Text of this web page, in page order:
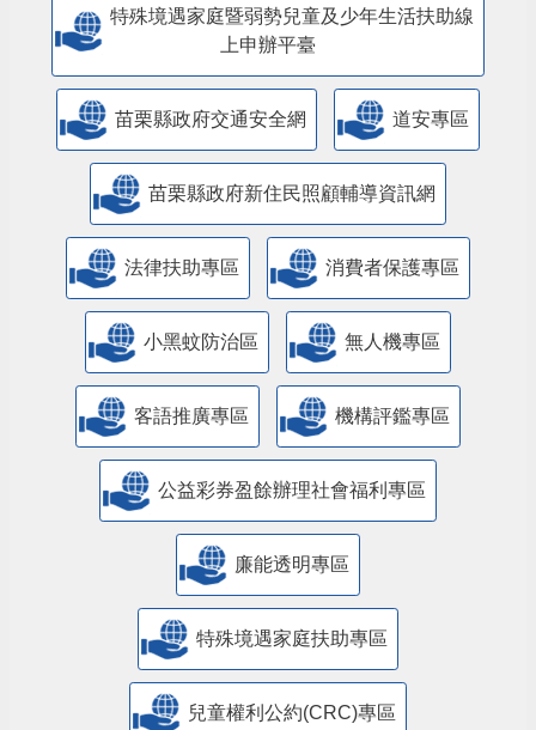
特殊境遇家庭暨弱勢兒童及少年生活扶助線
上申辦平臺
苗栗縣政府交通安全網 道安專區
苗栗縣政府新住民照顧輔導資訊網
法律扶助專區 消費者保護專區
小黑蚊防治區 無人機專區
客語推廣專區 機構評鑑專區
公益彩券盈餘辦理社會福利專區
廉能透明專區
特殊境遇家庭扶助專區
兒童權利公約(CRC)專區